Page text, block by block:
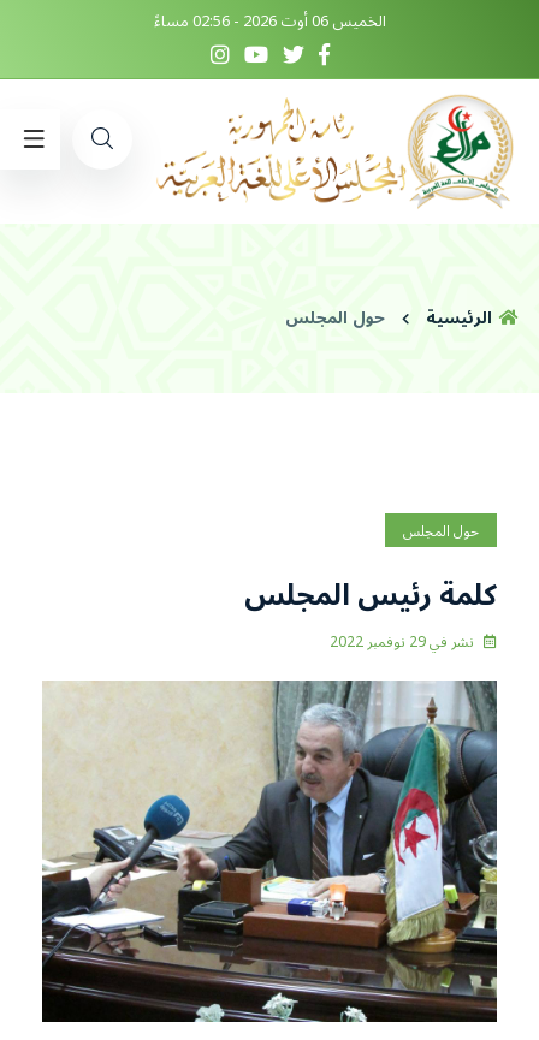
الخميس 06 أوت 2026 - 02:56 مساءً
الرئيسية حول المجلس
حول المجلس
كلمة رئيس المجلس
نشر في29 نوفمبر 2022